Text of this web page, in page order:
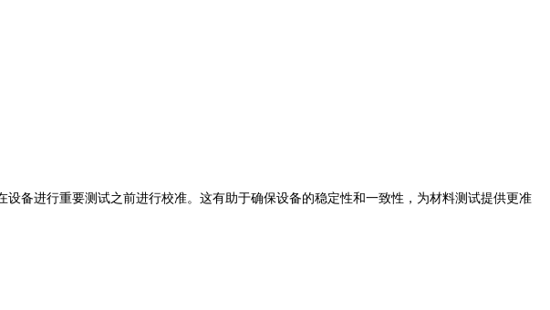
进行重要测试之前进行校准。这有助于确保设备的稳定性和一致性，为材料测试提供更准